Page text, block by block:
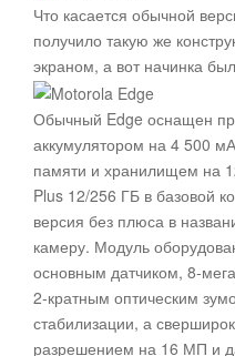
Что касается обычной
получило такую же
экраном, а вот начинка
Обычный Edge оснащен
аккумулятором на 4 500
памяти и хранилищем на
Plus 12/256 ГБ в базовой
версия без плюса в
камеру. Модуль
основным датчиком, 8-
2-кратным оптическим
стабилизации, а
разрешением на 16 МП и